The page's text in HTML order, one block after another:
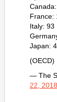
France:
Italy: 93
Japan:
(OECD)
— The
22, 2018